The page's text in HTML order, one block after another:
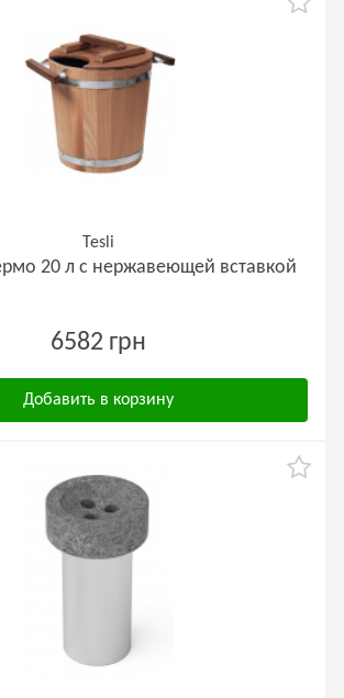
Tesli
20 л с нержавеющей вставкой
6582 грн
Добавить в корзину